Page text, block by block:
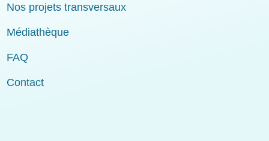
Nos projets transversaux
Médiathèque
FAQ
Contact